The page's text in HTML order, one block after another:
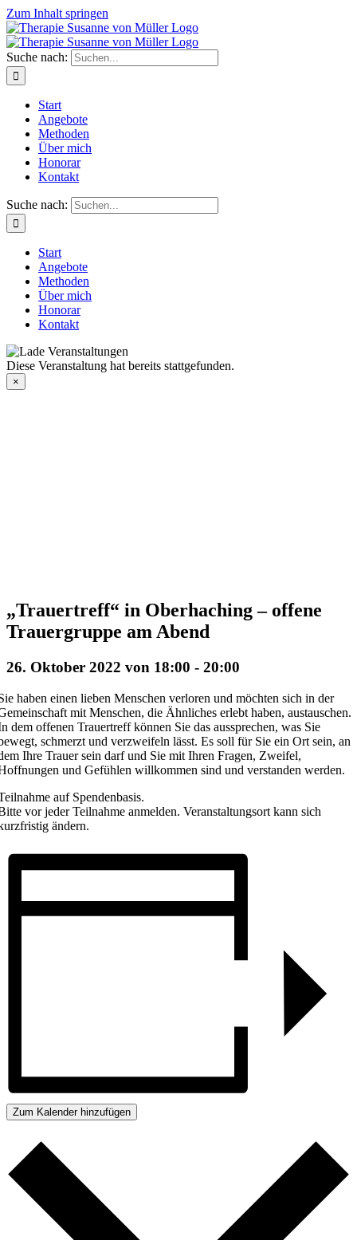
Zum Inhalt springen
Suche nach:
Start
Angebote
Methoden
Über mich
Honorar
Kontakt
Suche nach:
Start
Angebote
Methoden
Über mich
Honorar
Kontakt
Diese Veranstaltung hat bereits stattgefunden.
×
„Trauertreff“ in Oberhaching – offene
Trauergruppe am Abend
26. Oktober 2022 von 18:00 - 20:00
haben einen lieben Menschen verloren und möchten sich in der
mit Menschen, die Ähnliches erlebt haben, austauschen.
dem offenen Trauertreff können Sie das aussprechen, was Sie
schmerzt und verzweifeln lässt. Es soll für Sie ein Ort sein, an
Ihre Trauer sein darf und Sie mit Ihren Fragen, Zweifel,
und Gefühlen willkommen sind und verstanden werden.
auf Spendenbasis.
vor jeder Teilnahme anmelden. Veranstaltungsort kann sich
ändern.
Zum Kalender hinzufügen